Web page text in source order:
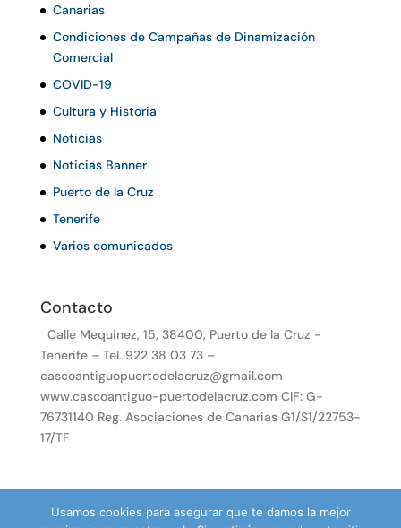
Canarias
Condiciones de Campañas de Dinamización
Comercial
COVID-19
Cultura y Historia
Noticias
Noticias Banner
Puerto de la Cruz
Tenerife
Varios comunicados
Contacto
Calle Mequinez, 15, 38400, Puerto de la Cruz -
Tenerife – Tel. 922 38 03 73 –
cascoantiguopuertodelacruz@gmail.com
www.cascoantiguo-puertodelacruz.com CIF: G-
76731140 Reg. Asociaciones de Canarias G1/S1/22753-
17/TF
Usamos cookies para asegurar que te damos la mejor